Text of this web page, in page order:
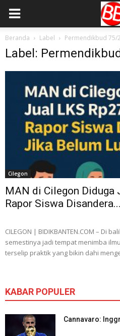
Beranda Label Permendikbud 75/
Label:
Cilegon
MAN di Cilegon Diduga
Rapor Siswa Disandera...
CILEGON | BIDIKBANTEN.COM – Di
semestinya jadi tempat menimba
terselip praktik yang bikin dahi
KABAR POPULER
Cannavaro: